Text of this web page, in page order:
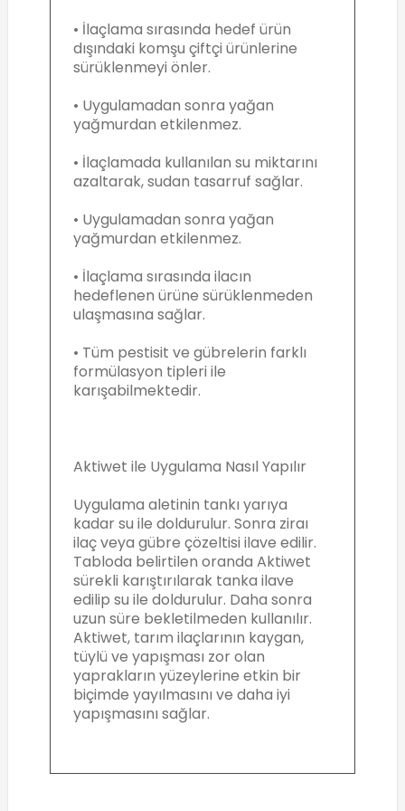
• İlaçlama sırasında hedef ürün
dışındaki komşu çiftçi ürünlerine
sürüklenmeyi önler.
• Uygulamadan sonra yağan
yağmurdan etkilenmez.
• İlaçlamada kullanılan su miktarını
azaltarak, sudan tasarruf sağlar.
• Uygulamadan sonra yağan
yağmurdan etkilenmez.
• İlaçlama sırasında ilacın
hedeflenen ürüne sürüklenmeden
ulaşmasına sağlar.
• Tüm pestisit ve gübrelerin farklı
formülasyon tipleri ile
karışabilmektedir.
Aktiwet ile Uygulama Nasıl Yapılır
Uygulama aletinin tankı yarıya
kadar su ile doldurulur. Sonra ziraı
ilaç veya gübre çözeltisi ilave edilir.
Tabloda belirtilen oranda Aktiwet
sürekli karıştırılarak tanka ilave
edilip su ile doldurulur. Daha sonra
uzun süre bekletilmeden kullanılır.
Aktiwet, tarım ilaçlarının kaygan,
tüylü ve yapışması zor olan
yaprakların yüzeylerine etkin bir
biçimde yayılmasını ve daha iyi
yapışmasını sağlar.